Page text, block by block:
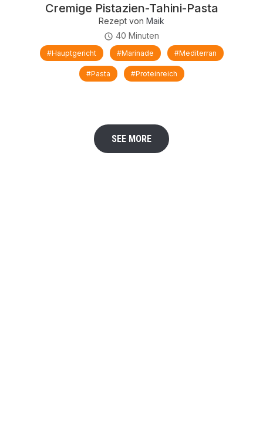
Cremige Pistazien-Tahini-Pasta
Rezept von Maik
40 Minuten
#Hauptgericht #Marinade #mediterran
#Pasta #proteinreich
SEE MORE